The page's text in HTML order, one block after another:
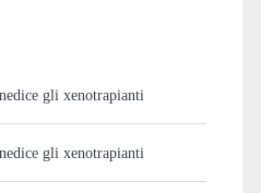
gli xenotrapianti
gli xenotrapianti